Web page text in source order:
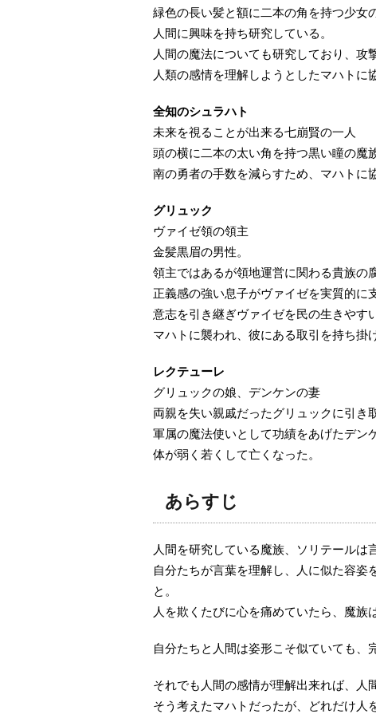
緑色の長い髪と額に二本の角を持つ少女
人間に興味を持ち研究している。
人間の魔法についても研究しており、攻
人類の感情を理解しようとしたマハトに
全知のシュラハト
未来を視ることが出来る七崩賢の一人
頭の横に二本の太い角を持つ黒い瞳の魔族
南の勇者の手数を減らすため、マハトに
グリュック
ヴァイゼ領の領主
金髪黒眉の男性。
領主ではあるが領地運営に関わる貴族の
正義感の強い息子がヴァイゼを実質的に
意志を引き継ぎヴァイゼを民の生きやす
マハトに襲われ、彼にある取引を持ち掛
レクテューレ
グリュックの娘、デンケンの妻
両親を失い親戚だったグリュックに引き
軍属の魔法使いとして功績をあげたデン
体が弱く若くして亡くなった。
あらすじ
人間を研究している魔族、ソリテールは
自分たちが言葉を理解し、人に似た容
と。
人を欺くたびに心を痛めていたら、魔族
自分たちと人間は姿形こそ似ていても、
それでも人間の感情が理解出来れば、人
そう考えたマハトだったが、どれだけ人